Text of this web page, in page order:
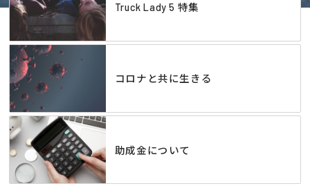
Truck Lady 5 特集
コロナと共に生きる
助成金について